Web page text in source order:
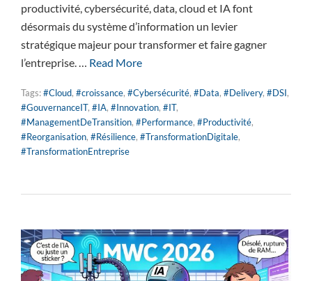
productivité, cybersécurité, data, cloud et IA font
désormais du système d’information un levier
stratégique majeur pour transformer et faire gagner
l’entreprise. … Read More
Tags:#Cloud, #croissance, #Cybersécurité, #Data, #Delivery, #DSI,
#GouvernanceIT, #IA, #Innovation, #IT,
#ManagementDeTransition, #Performance, #Productivité,
#Reorganisation, #Résilience, #TransformationDigitale,
#TransformationEntreprise